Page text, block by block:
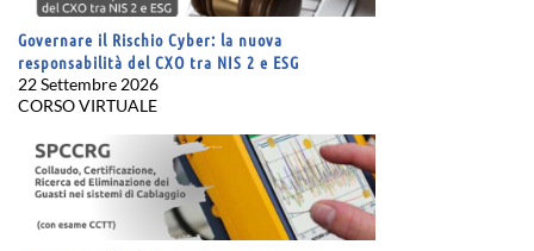
Governare il Rischio Cyber: la nuova
responsabilità del CXO tra NIS 2 e ESG
22 Settembre 2026
CORSO VIRTUALE